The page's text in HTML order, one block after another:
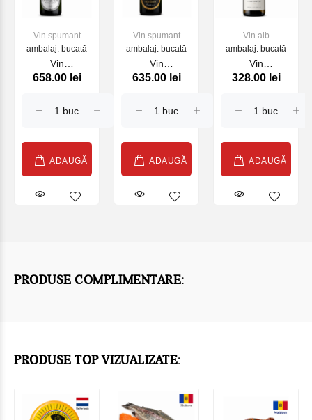
Vin spumant
ambalaj: bucată
Vin
Franciacorta Lo
Saten, 750ml
658.00 lei
ADAUGĂ
Vin spumant
ambalaj: bucată
Vin
Franciacorta Lo
Cuvee №7,
635.00 lei
ADAUGĂ
Vin alb
ambalaj: bucată
Vin
Chardonnay
2022, alb,
328.00 lei
ADAUGĂ
PRODUSE COMPLIMENTARE:
PRODUSE TOP VIZUALIZATE: